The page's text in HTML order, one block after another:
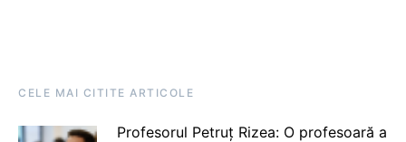
CELE MAI CITITE ARTICOLE
Profesorul Petruț Rizea: O profesoară a